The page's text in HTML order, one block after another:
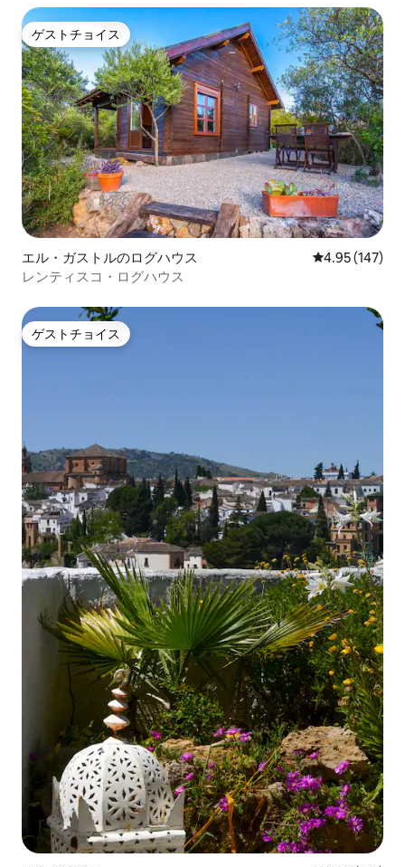
ゲストチョイス
ゲストチョイス
エル・ガストルのログハウス レビュー147
4.95 (147)
レンティスコ・ログハウス
ゲストチョイス
ゲストチョイス